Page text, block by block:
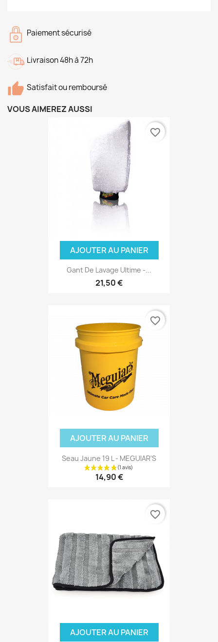
Paiement sécurisé
Livraison 48h à 72h
Satisfait ou remboursé
VOUS AIMEREZ AUSSI
AJOUTER AU PANIER
Gant De Lavage Ultime -...
21,50 €
favorite_border
AJOUTER AU PANIER
Seau Jaune 19 L - MEGUIAR'S
14,90 €
favorite_border
AJOUTER AU PANIER
favorite_border